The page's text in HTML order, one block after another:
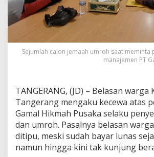
l
a
a
n
n
g
,
C
a
n
Sejumlah calon jemaah umroh saat meminta
manajemen PT
TANGERANG, (JD) – Belasan warga
Tangerang mengaku kecewa atas
Gamal Hikmah Pusaka selaku
dan umroh. Pasalnya belasan
ditipu, meski sudah bayar lunas
namun hingga kini tak kunjung